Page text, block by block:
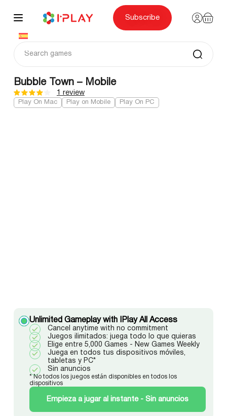
content
Subscribe
Bubble Town – Mobile
1 review
Play On Mac Play on Mobile Play On PC
Unlimited Gameplay with IPlay All Access
Cancel anytime with no commitment
Juegos ilimitados: juega todo lo que quieras
Elige entre 5,000 Games - New Games Weekly
Juega en todos tus dispositivos móviles,
tabletas y PC*
Sin anuncios
* No todos los juegos están disponibles en todos los
dispositivos
Empieza a jugar al instante - Sin anuncios